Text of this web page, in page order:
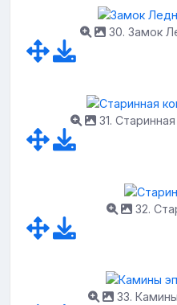
30. Замок
31.
32.
33.